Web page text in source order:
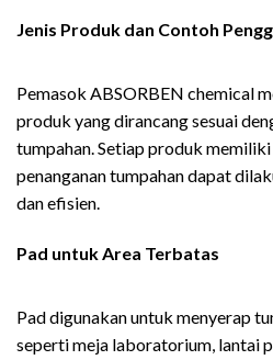
Jenis Produk dan Contoh
Pemasok ABSORBEN chemical
produk yang dirancang sesuai
tumpahan. Setiap produk
penanganan tumpahan dapat
dan efisien.
Pad untuk Area Terbatas
Pad digunakan untuk menyerap
seperti meja laboratorium, lantai